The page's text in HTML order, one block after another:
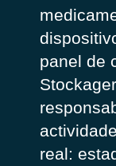
panel de
real: